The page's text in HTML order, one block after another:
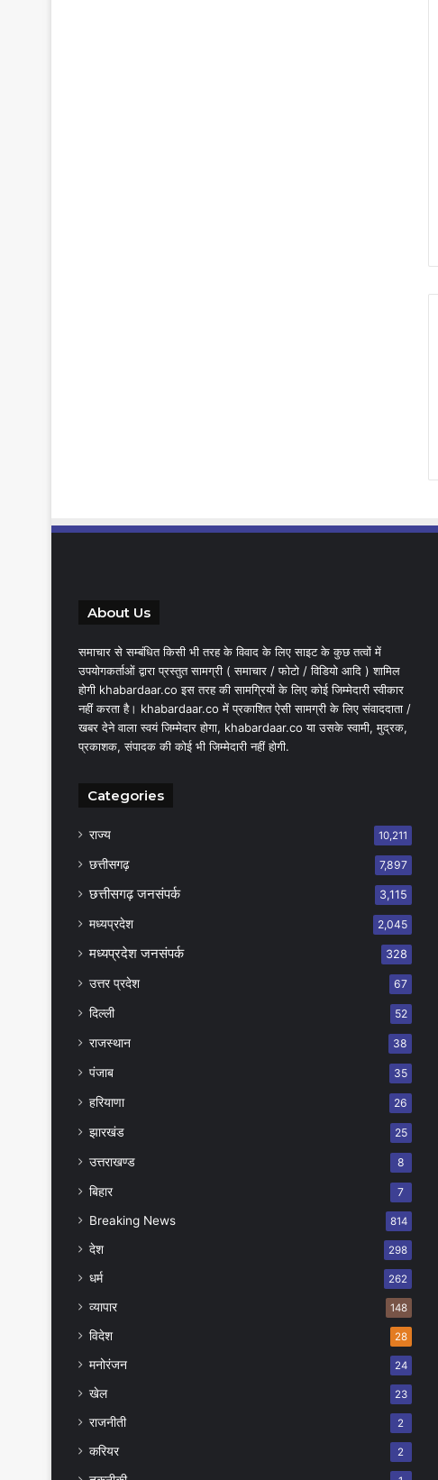
About Us
समाचार से सम्बंधित किसी भी तरह के विवाद के लिए साइट के कुछ तत्वों में
उपयोगकर्ताओं द्वारा प्रस्तुत सामग्री ( समाचार / फोटो / विडियो आदि ) शामिल
होगी khabardaar.co इस तरह की सामग्रियों के लिए कोई जिम्मेदारी स्वीकार
नहीं करता है। khabardaar.co में प्रकाशित ऐसी सामग्री के लिए संवाददाता /
खबर देने वाला स्वयं जिम्मेदार होगा, khabardaar.co या उसके स्वामी, मुद्रक,
प्रकाशक, संपादक की कोई भी जिम्मेदारी नहीं होगी.
Categories
राज्य 10,211
छत्तीसगढ़ 7,897
छत्तीसगढ़ जनसंपर्क 3,115
मध्यप्रदेश 2,045
मध्यप्रदेश जनसंपर्क 328
उत्तर प्रदेश 67
दिल्ली 52
राजस्थान 38
पंजाब 35
हरियाणा 26
झारखंड 25
उत्तराखण्ड 8
बिहार 7
Breaking News 814
देश 298
धर्म 262
व्यापार 148
विदेश 28
मनोरंजन 24
खेल 23
राजनीती 2
करियर 2